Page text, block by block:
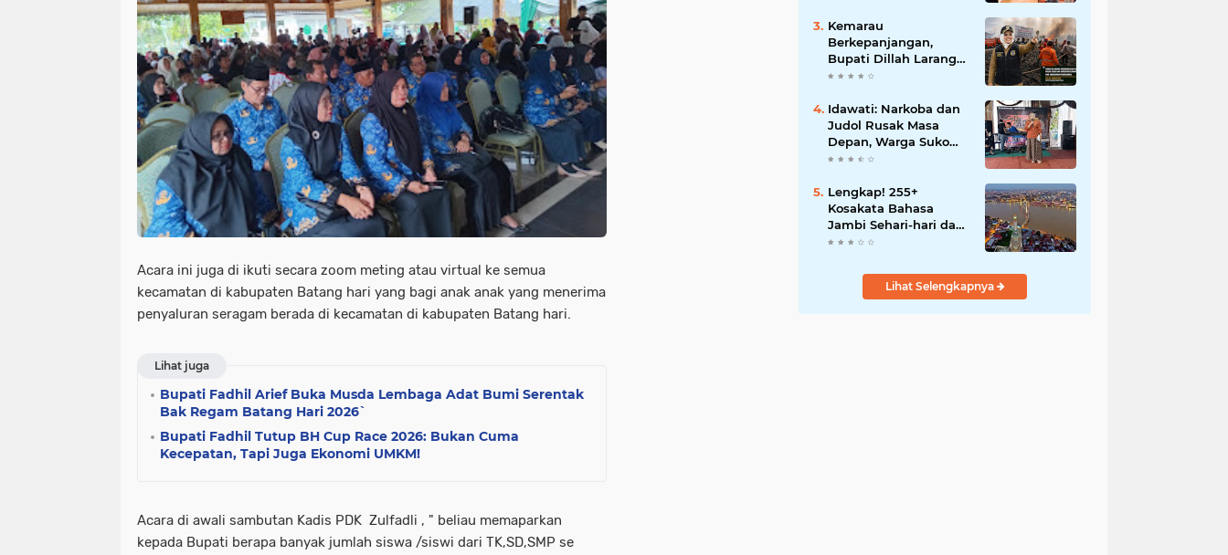
Acara ini juga di ikuti secara zoom meting atau virtual ke semua
kecamatan di kabupaten Batang hari yang bagi anak anak yang menerima
penyaluran seragam berada di kecamatan di kabupaten Batang hari.
Lihat juga
Bupati Fadhil Arief Buka Musda Lembaga Adat Bumi Serentak
Bak Regam Batang Hari 2026`
Bupati Fadhil Tutup BH Cup Race 2026: Bukan Cuma
Kecepatan, Tapi Juga Ekonomi UMKM!
Acara di awali sambutan Kadis PDK Zulfadli , " beliau memaparkan
kepada Bupati berapa banyak jumlah siswa /siswi dari TK,SD,SMP se
Kemarau
Berkepanjangan,
Bupati Dillah Larang
Camat Tinggalkan
Hadapi Karhutla dan
Kebakaran
Permukiman
Idawati: Narkoba dan
Judol Rusak Masa
Depan, Warga Suko
Awin Jaya Diminta
Lengkap! 255+
Kosakata Bahasa
Jambi Sehari-hari dan
Artinya
Lihat Selengkapnya